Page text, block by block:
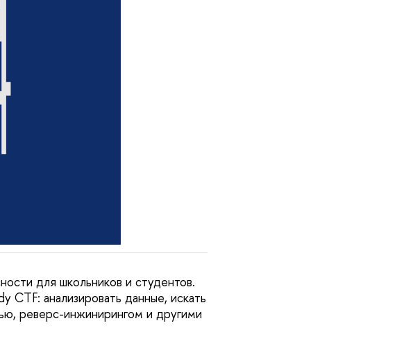
для школьников и студентов.
CTF: анализировать данные, искать
реверс-инжинирингом и другими